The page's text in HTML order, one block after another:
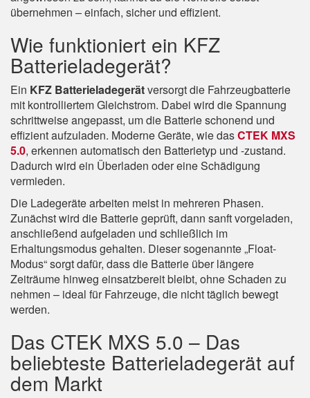
übernehmen – einfach, sicher und effizient.
Wie funktioniert ein KFZ
Batterieladegerät?
Ein KFZ Batterieladegerätversorgt die Fahrzeugbatterie
mit kontrolliertem Gleichstrom. Dabei wird die Spannung
schrittweise angepasst, um die Batterie schonend und
effizient aufzuladen. Moderne Geräte, wie dasCTEK MXS
5.0, erkennen automatisch den Batterietyp und -zustand.
Dadurch wird ein Überladen oder eine Schädigung
vermieden.
Die Ladegeräte arbeiten meist in mehreren Phasen.
Zunächst wird die Batterie geprüft, dann sanft vorgeladen,
anschließend aufgeladen und schließlich im
Erhaltungsmodus gehalten. Dieser sogenannte „Float-
Modus“ sorgt dafür, dass die Batterie über längere
Zeiträume hinweg einsatzbereit bleibt, ohne Schaden zu
nehmen – ideal für Fahrzeuge, die nicht täglich bewegt
werden.
Das CTEK MXS 5.0 – Das
beliebteste Batterieladegerät auf
dem Markt